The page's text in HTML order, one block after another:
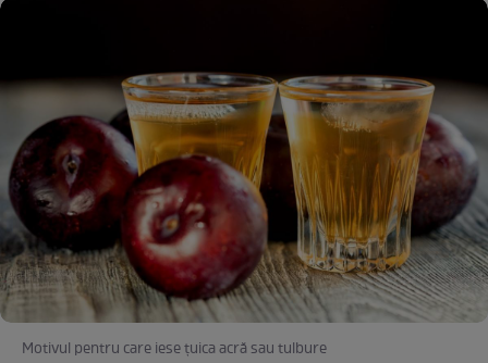
Motivul pentru care iese țuica acră sau tulbure